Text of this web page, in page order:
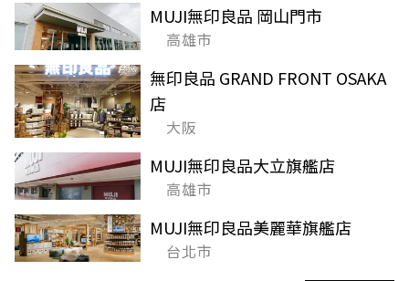
MUJI無印良品 岡山門市
高雄市
無印良品 GRAND FRONT OSAKA
店
大阪
MUJI無印良品大立旗艦店
高雄市
MUJI無印良品美麗華旗艦店
台北市